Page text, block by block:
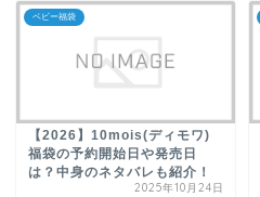
ベビー福袋
【2026】10mois(ディモワ)
福袋の予約開始日や発売日
は？中身のネタバレも紹介！
2025年10月24日